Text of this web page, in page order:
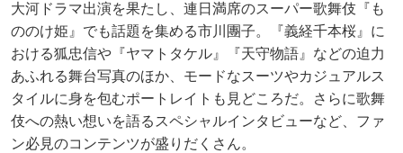
大河ドラマ出演を果たし、連日満席のスーパー歌舞伎『も
ののけ姫』でも話題を集める市川團子。『義経千本桜』に
おける狐忠信や『ヤマトタケル』『天守物語』などの迫力
あふれる舞台写真のほか、モードなスーツやカジュアルス
タイルに身を包むポートレイトも見どころだ。さらに歌舞
伎への熱い想いを語るスペシャルインタビューなど、ファ
ン必見のコンテンツが盛りだくさん。